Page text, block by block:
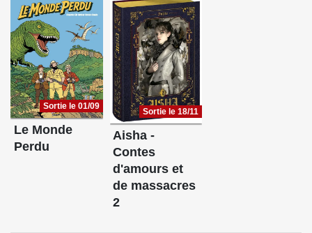
Sortie le 01/09
Le Monde
Perdu
Sortie le 18/11
Aisha -
Contes
d'amours et
de massacres
2